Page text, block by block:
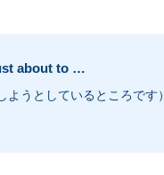
about to …
ようとしているところです）